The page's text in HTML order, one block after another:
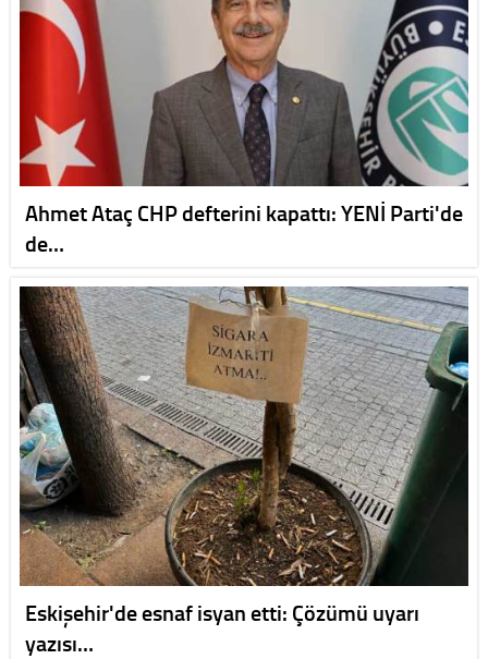
Ahmet Ataç CHP defterini kapattı: YENİ Parti'de
de…
Eskişehir'de esnaf isyan etti: Çözümü uyarı
yazısı…